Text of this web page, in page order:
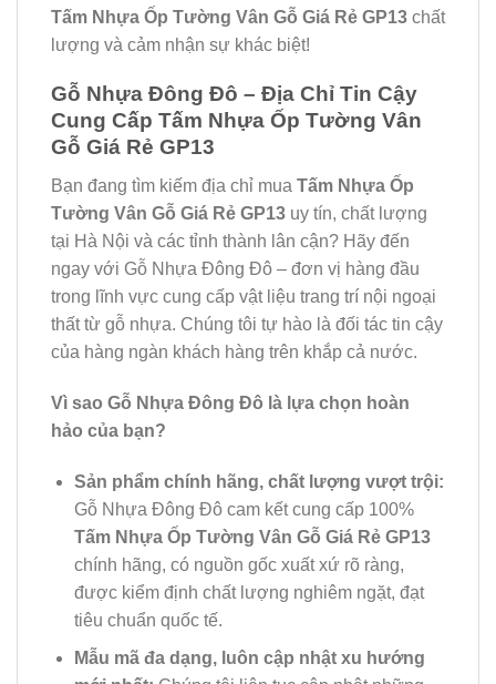
Tấm Nhựa Ốp Tường Vân Gỗ Giá Rẻ GP13 chất
lượng và cảm nhận sự khác biệt!
Gỗ Nhựa Đông Đô – Địa Chỉ Tin Cậy
Cung Cấp Tấm Nhựa Ốp Tường Vân
Gỗ Giá Rẻ GP13
Bạn đang tìm kiếm địa chỉ mua Tấm Nhựa Ốp
Tường Vân Gỗ Giá Rẻ GP13 uy tín, chất lượng
tại Hà Nội và các tỉnh thành lân cận? Hãy đến
ngay với Gỗ Nhựa Đông Đô – đơn vị hàng đầu
trong lĩnh vực cung cấp vật liệu trang trí nội ngoại
thất từ gỗ nhựa. Chúng tôi tự hào là đối tác tin cậy
của hàng ngàn khách hàng trên khắp cả nước.
Vì sao Gỗ Nhựa Đông Đô là lựa chọn hoàn
hảo của bạn?
Sản phẩm chính hãng, chất lượng vượt trội:
Gỗ Nhựa Đông Đô cam kết cung cấp 100%
Tấm Nhựa Ốp Tường Vân Gỗ Giá Rẻ GP13
chính hãng, có nguồn gốc xuất xứ rõ ràng,
được kiểm định chất lượng nghiêm ngặt, đạt
tiêu chuẩn quốc tế.
Mẫu mã đa dạng, luôn cập nhật xu hướng